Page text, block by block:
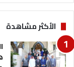
الأكثر مشاهدة